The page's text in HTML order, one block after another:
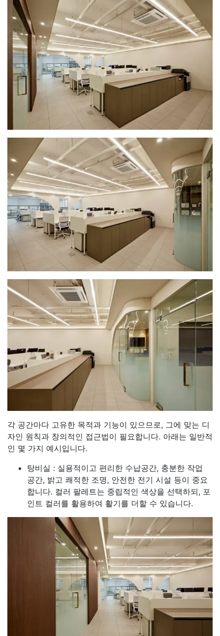
각 공간마다 고유한 목적과 기능이 있으므로, 그에 맞는 디
자인 원칙과 창의적인 접근법이 필요합니다. 아래는 일반적
인 몇 가지 예시입니다.
탕비실 : 실용적이고 편리한 수납공간, 충분한 작업
공간, 밝고 쾌적한 조명, 안전한 전기 시설 등이 중요
합니다. 컬러 팔레트는 중립적인 색상을 선택하되, 포
인트 컬러를 활용하여 활기를 더할 수 있습니다.